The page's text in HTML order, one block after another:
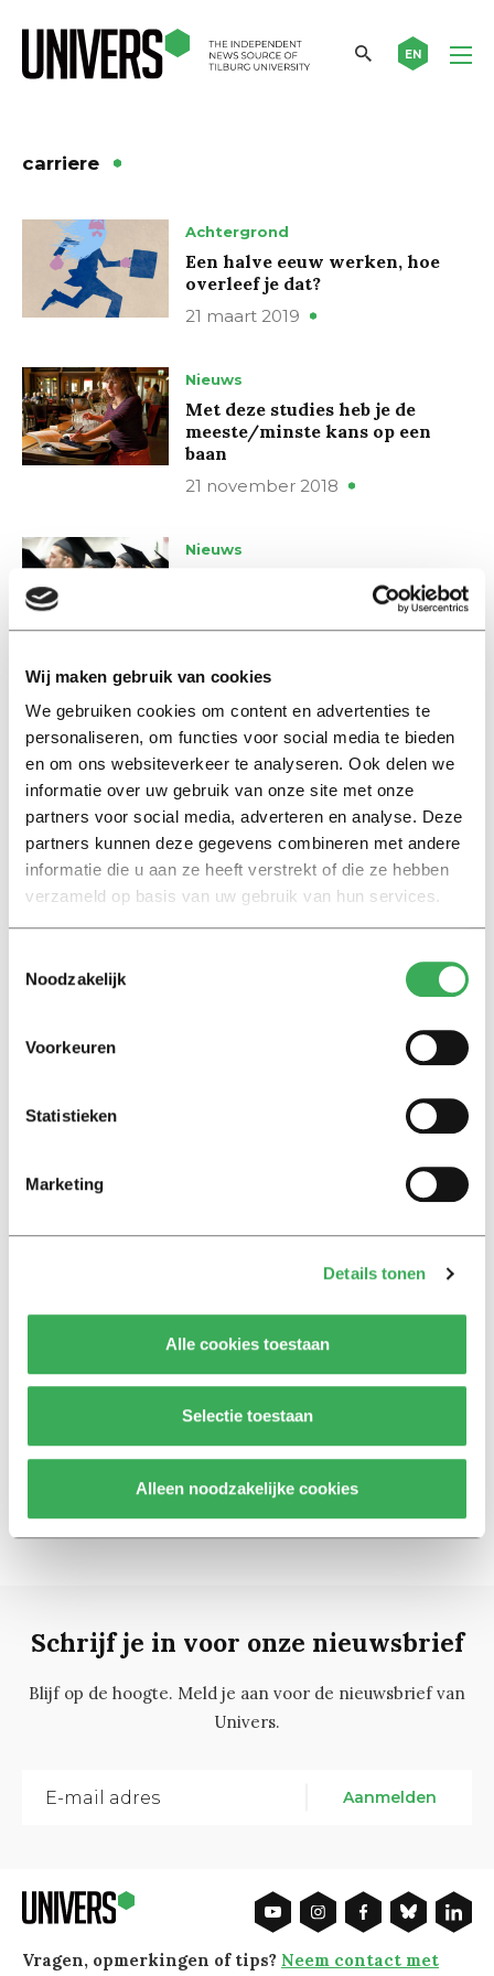
Wij maken gebruik van cookies
We gebruiken cookies om content en advertenties te
personaliseren, om functies voor social media te bieden
en om ons websiteverkeer te analyseren. Ook delen we
informatie over uw gebruik van onze site met onze
partners voor social media, adverteren en analyse. Deze
partners kunnen deze gegevens combineren met andere
informatie die u aan ze heeft verstrekt of die ze hebben
verzameld op basis van uw gebruik van hun services.
Noodzakelijk
Voorkeuren
Statistieken
Marketing
Details tonen
Alle cookies toestaan
Selectie toestaan
Alleen noodzakelijke cookies
EN
carriere
Achtergrond
Een halve eeuw werken, hoe
overleef je dat?
21 maart 2019
Nieuws
Met deze studies heb je de
meeste/minste kans op een
baan
21 november 2018
Nieuws
economisch afhankelijk in
Nieuws
Nature waarschuwt
promovendi voor gebrek aan
carrièreperspectief
30 oktober 2017
Laurens Jan Brinkhorst:
“Carrièreplanning is nonsens”
11 februari 2016
1 2 3
Schrijf je in voor onze nieuwsbrief
Blijf op de hoogte. Meld je aan voor de nieuwsbrief van
Univers.
Aanmelden
Vragen, opmerkingen of tips? Neem contact met